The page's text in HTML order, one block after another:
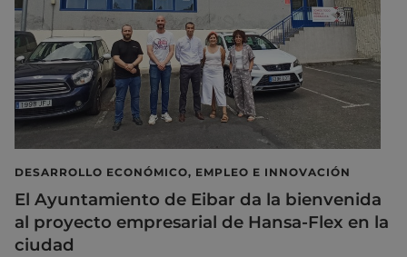
DESARROLLO ECONÓMICO, EMPLEO E INNOVACIÓN
El Ayuntamiento de Eibar da la bienvenida
al proyecto empresarial de Hansa-Flex en la
ciudad